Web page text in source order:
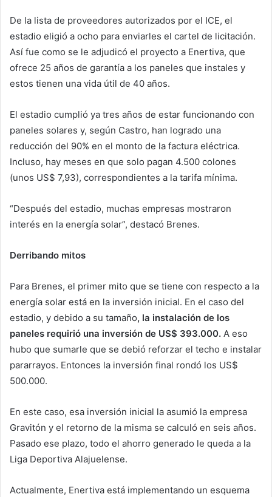
De la lista de proveedores autorizados por el ICE, el
estadio eligió a ocho para enviarles el cartel de licitación.
Así fue como se le adjudicó el proyecto a Enertiva, que
ofrece 25 años de garantía a los paneles que instales y
estos tienen una vida útil de 40 años.
El estadio cumplió ya tres años de estar funcionando con
paneles solares y, según Castro, han logrado una
reducción del 90% en el monto de la factura eléctrica.
Incluso, hay meses en que solo pagan 4.500 colones
(unos US$ 7,93), correspondientes a la tarifa mínima.
“Después del estadio, muchas empresas mostraron
interés en la energía solar”, destacó Brenes.
Derribando mitos
Para Brenes, el primer mito que se tiene con respecto a la
energía solar está en la inversión inicial. En el caso del
estadio, y debido a su tamaño, la instalación de los
paneles requirió una inversión de US$ 393.000. A eso
hubo que sumarle que se debió reforzar el techo e instalar
pararrayos. Entonces la inversión final rondó los US$
500.000.
En este caso, esa inversión inicial la asumió la empresa
Gravitón y el retorno de la misma se calculó en seis años.
Pasado ese plazo, todo el ahorro generado le queda a la
Liga Deportiva Alajuelense.
Actualmente, Enertiva está implementando un esquema